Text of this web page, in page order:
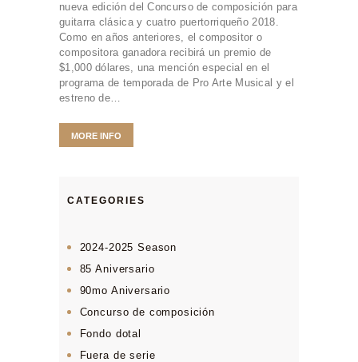
nueva edición del Concurso de composición para
guitarra clásica y cuatro puertorriqueño 2018.
Como en años anteriores, el compositor o
compositora ganadora recibirá un premio de
$1,000 dólares, una mención especial en el
programa de temporada de Pro Arte Musical y el
estreno de…
MORE INFO
CATEGORIES
2024-2025 Season
85 Aniversario
90mo Aniversario
Concurso de composición
Fondo dotal
Fuera de serie